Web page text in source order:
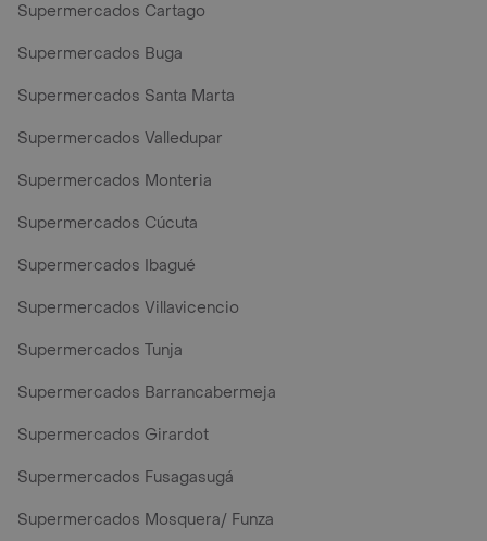
Supermercados Cartago
Supermercados Buga
Supermercados Santa Marta
Supermercados Valledupar
Supermercados Monteria
Supermercados Cúcuta
Supermercados Ibagué
Supermercados Villavicencio
Supermercados Tunja
Supermercados Barrancabermeja
Supermercados Girardot
Supermercados Fusagasugá
Supermercados Mosquera/ Funza